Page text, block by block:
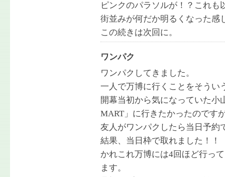
ピンクのパラソルが！？これ
街並みが何だか明るくなった感
この続きは次回に。
ワンパク
ワンパクしてきました。
一人で万博に行くことをそうい
開幕当初から気になっていた小
MART」に行きたかったのです
友人がワンパクしたら当日予約
結果、当日枠で取れました！！
かれこれ万博には4回ほど行っ
ます。